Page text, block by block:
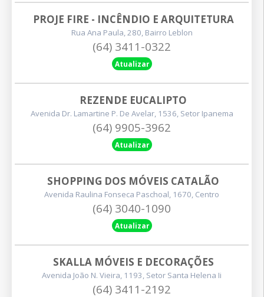
PROJE FIRE - INCÊNDIO E ARQUITETURA
Rua Ana Paula, 280, Bairro Leblon
(64) 3411-0322
Atualizar
REZENDE EUCALIPTO
Avenida Dr. Lamartine P. De Avelar, 1536, Setor Ipanema
(64) 9905-3962
Atualizar
SHOPPING DOS MÓVEIS CATALÃO
Avenida Raulina Fonseca Paschoal, 1670, Centro
(64) 3040-1090
Atualizar
SKALLA MÓVEIS E DECORAÇÕES
Avenida João N. Vieira, 1193, Setor Santa Helena Ii
(64) 3411-2192